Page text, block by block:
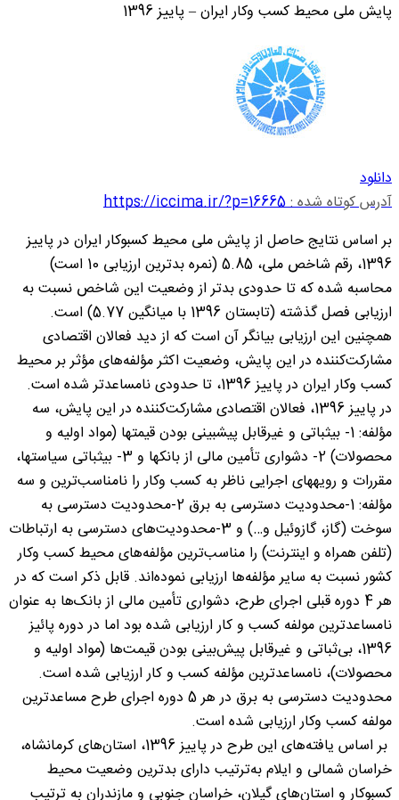
پایش ملی محیط کسب وکار ایران – پاییز 1396
دانلود
آدرس کوتاه شده :https://iccima.ir/?p=16665
بر اساس نتایج حاصل از پایش ملی محیط کسب‏وکار ایران در پاییز
1396، رقم شاخص ملی، 5.85 (نمره بدترین ارزیابی 10 است)
محاسبه شده که تا حدودی بدتر از وضعیت این شاخص نسبت به
ارزیابی فصل گذشته (تابستان 1396 با میانگین 5.77) است.
همچنین این ارزیابی بیانگر آن است که از دید فعالان اقتصادی
مشارکت‌کننده در این پایش، وضعیت اکثر مؤلفه‌های مؤثر بر محیط
کسب وکار ایران در پاییز 1396، تا حدودی نامساعدتر شده است.
در پاییز 1396، فعالان اقتصادی مشارکت‌کننده در این پایش، سه
مؤلفه: 1- بی‏ثباتی و غیرقابل پیش‏بینی بودن قیمت‏ها (مواد اولیه و
محصولات) 2- دشواری تأمین مالی از بانکها و 3- بی‏ثباتی سیاست‏ها،
مقررات و رویه‏های اجرایی ناظر به کسب وکار را نامناسب‌ترین و سه
مؤلفه: 1-محدودیت‌ دسترسی به برق 2-محدودیت‌ دسترسی به
سوخت (گاز، گازوئیل و…) و 3-محدودیت‌های دسترسی به ارتباطات
(تلفن همراه و اینترنت) را مناسب‌ترین مؤلفه‌های محیط کسب وکار
کشور نسبت به سایر مؤلفه‌ها ارزیابی نموده‌اند. قابل ذکر است که در
هر 4 دوره قبلى اجراى طرح، دشوارى تأمین مالى از بانک‌ها به عنوان
نامساعدترین مولفه کسب و کار ارزیابى شده بود اما در دوره پائیز
1396، بی‌ثباتی و غیرقابل پیش‌بینى بودن قیمت‌ها (مواد اولیه و
محصولات)، نامساعدترین مؤلفه کسب و کار ارزیابى شده است.
محدودیت‌ دسترسی به برق در هر 5 دوره اجراى طرح مساعدترین
مولفه کسب وکار ارزیابى شده است.
بر اساس یافته‌های این طرح در پاییز 1396، استان‌های کرمانشاه،
خراسان شمالى و ایلام به‌ترتیب دارای بدترین وضعیت محیط
کسب‏وکار و استان‌های گیلان، خراسان جنوبى و مازندران به ترتیب